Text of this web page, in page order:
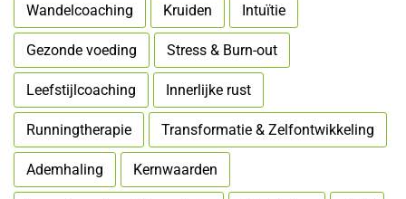
Wandelcoaching Kruiden Intuïtie
Gezonde voeding Stress & Burn-out
Leefstijlcoaching Innerlijke rust
Runningtherapie Transformatie & Zelfontwikkeling
Ademhaling Kernwaarden